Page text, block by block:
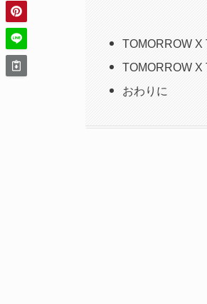
TOMORROW
TOMORROW X
おわりに